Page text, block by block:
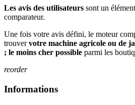
Les avis des utilisateurs sont un
comparateur.
Une fois votre avis défini, le moteur
trouvervotre machine agricole ou de
; le moins cher possible parmi les
reorder
Informations